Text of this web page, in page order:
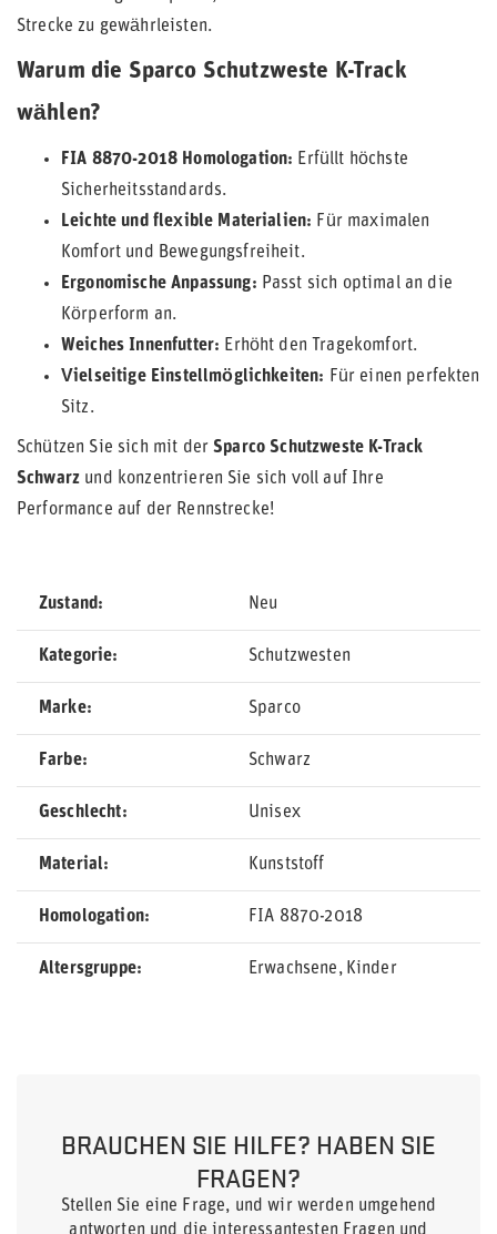
Strecke zu gewährleisten.
Warum die Sparco Schutzweste K-Track
wählen?
FIA 8870-2018 Homologation: Erfüllt höchste
Sicherheitsstandards.
Leichte und flexible Materialien: Für maximalen
Komfort und Bewegungsfreiheit.
Ergonomische Anpassung: Passt sich optimal an die
Körperform an.
Weiches Innenfutter: Erhöht den Tragekomfort.
Vielseitige Einstellmöglichkeiten: Für einen perfekten
Sitz.
Schützen Sie sich mit derSparco Schutzweste K-Track
Schwarz und konzentrieren Sie sich voll auf Ihre
Performance auf der Rennstrecke!
Zustand Neu
Kategorie Schutzwesten
Marke Sparco
Farbe Schwarz
Geschlecht Unisex
Material Kunststoff
Homologation FIA 8870-2018
Altersgruppe Erwachsene Kinder
BRAUCHEN SIE HILFE? HABEN SIE
FRAGEN?
Stellen Sie eine Frage, und wir werden umgehend